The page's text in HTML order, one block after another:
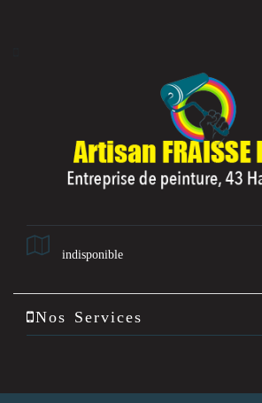
indisponible
Nos Services